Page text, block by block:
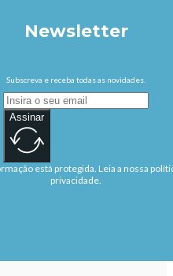
Newsletter
Subscreva e receba todas as novidades.
Assinar
está protegida. Leia a nossa
privacidade.